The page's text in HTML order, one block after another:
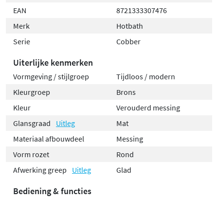
EAN
8721333307476
Merk
Hotbath
Serie
Cobber
Uiterlijke kenmerken
Vormgeving / stijlgroep
Tijdloos / modern
Kleurgroep
Brons
Kleur
Verouderd messing
Glansgraad
Uitleg
Mat
Materiaal afbouwdeel
Messing
Vorm rozet
Rond
Afwerking greep
Uitleg Glad
Bediening & functies